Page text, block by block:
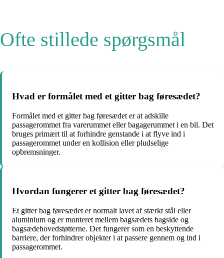
Ofte stillede spørgsmål
Hvad er formålet med et gitter bag føresædet?
Formålet med et gitter bag føresædet er at adskille
passagerommet fra varerummet eller bagagerummet i en bil. Det
bruges primært til at forhindre genstande i at flyve ind i
passagerommet under en kollision eller pludselige
opbremsninger.
Hvordan fungerer et gitter bag føresædet?
Et gitter bag føresædet er normalt lavet af stærkt stål eller
aluminium og er monteret mellem bagsædets bagside og
bagsædehovedstøtterne. Det fungerer som en beskyttende
barriere, der forhindrer objekter i at passere gennem og ind i
passagerommet.